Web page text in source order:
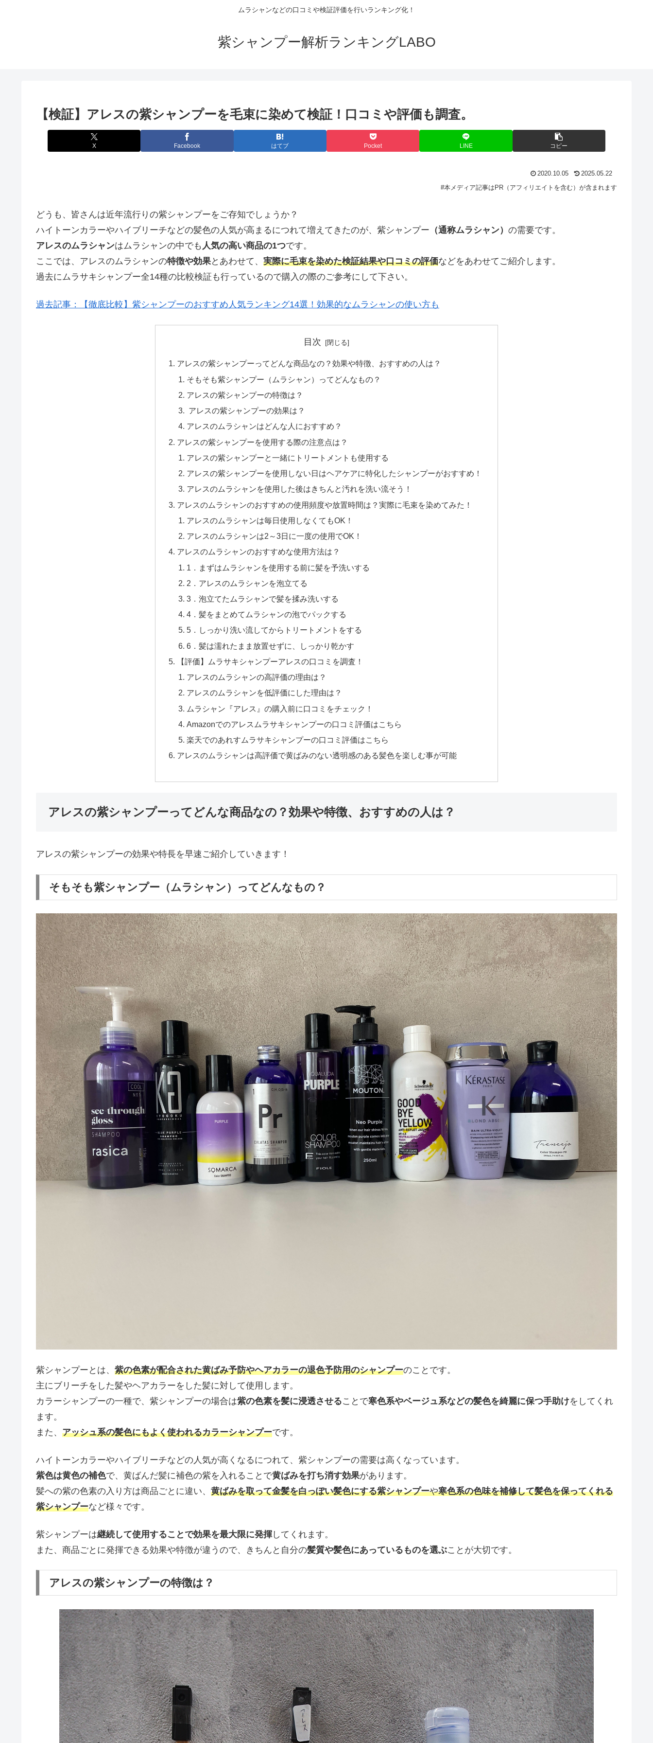
ムラシャンなどの口コミや検証評価を行いランキング化！
紫シャンプー解析ランキングLABO
【検証】アレスの紫シャンプーを毛束に染めて検証！口コミや評価も調査。
X Facebook はてブ Pocket LINE コピー
2020.10.05 2025.05.22
#本メディア記事はPR（アフィリエイトを含む）が含まれます
どうも、皆さんは近年流行りの紫シャンプーをご存知でしょうか？
ハイトーンカラーやハイブリーチなどの髪色の人気が高まるにつれて増えてきたのが、紫シャンプー （通称ムラシャン） の需要です。
アレスのムラシャンはムラシャンの中でも 人気の高い商品の1つです。
ここでは、アレスのムラシャンの特徴や効果とあわせて、 実際に毛束を染めた検証結果や口コミの評価などをあわせてご紹介します。
過去にムラサキシャンプー全14種の比較検証も行っているので購入の際のご参考にして下さい。
過去記事：【徹底比較】紫シャンプーのおすすめ人気ランキング14選！効果的なムラシャンの使い方も
目次
アレスの紫シャンプーってどんな商品なの？効果や特徴、おすすめの人は？
そもそも紫シャンプー（ムラシャン）ってどんなもの？
アレスの紫シャンプーの特徴は？
アレスの紫シャンプーの効果は？
アレスのムラシャンはどんな人におすすめ？
アレスの紫シャンプーを使用する際の注意点は？
アレスの紫シャンプーと一緒にトリートメントも使用する
アレスの紫シャンプーを使用しない日はヘアケアに特化したシャンプーがおすすめ！
アレスのムラシャンを使用した後はきちんと汚れを洗い流そう！
アレスのムラシャンのおすすめの使用頻度や放置時間は？実際に毛束を染めてみた！
アレスのムラシャンは毎日使用しなくてもOK！
アレスのムラシャンは2～3日に一度の使用でOK！
アレスのムラシャンのおすすめな使用方法は？
1．まずはムラシャンを使用する前に髪を予洗いする
2．アレスのムラシャンを泡立てる
3．泡立てたムラシャンで髪を揉み洗いする
4．髪をまとめてムラシャンの泡でパックする
5．しっかり洗い流してからトリートメントをする
6．髪は濡れたまま放置せずに、しっかり乾かす
【評価】ムラサキシャンプーアレスの口コミを調査！
アレスのムラシャンの高評価の理由は？
アレスのムラシャンを低評価にした理由は？
ムラシャン『アレス』の購入前に口コミをチェック！
Amazonでのアレスムラサキシャンプーの口コミ評価はこちら
楽天でのあれすムラサキシャンプーの口コミ評価はこちら
アレスのムラシャンは高評価で黄ばみのない透明感のある髪色を楽しむ事が可能
アレスの紫シャンプーってどんな商品なの？効果や特徴、おすすめの人は？
アレスの紫シャンプーの効果や特長を早速ご紹介していきます！
そもそも紫シャンプー（ムラシャン）ってどんなもの？
紫シャンプーとは、 紫の色素が配合された黄ばみ予防やヘアカラーの退色予防用のシャンプーのことです。
主にブリーチをした髪やヘアカラーをした髪に対して使用します。
カラーシャンプーの一種で、紫シャンプーの場合は紫の色素を髪に浸透させることで寒色系やベージュ系などの髪色を綺麗に保つ手助けをしてくれ
ます。
また、 アッシュ系の髪色にもよく使われるカラーシャンプーです。
ハイトーンカラーやハイブリーチなどの人気が高くなるにつれて、紫シャンプーの需要は高くなっています。
紫色は黄色の補色で、黄ばんだ髪に補色の紫を入れることで黄ばみを打ち消す効果があります。
髪への紫の色素の入り方は商品ごとに違い、 黄ばみを取って金髪を白っぽい髪色にする紫シャンプーや寒色系の色味を補修して髪色を保ってくれる
紫シャンプーなど様々です。
紫シャンプーは継続して使用することで効果を最大限に発揮 してくれます。
また、商品ごとに発揮できる効果や特徴が違うので、きちんと自分の髪質や髪色にあっているものを選ぶことが大切です。
アレスの紫シャンプーの特徴は？